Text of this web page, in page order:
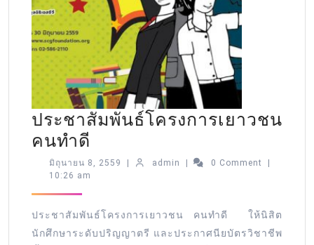
ประชาสัมพันธ์โครงการเยาวชน
คนทำดี
มิถุนายน 8, 2559 admin 0 Comment
10:26 am
ประชาสัมพันธ์โครงการเยาวชน คนทำดี ให้นิสิต
นักศึกษาระดับปริญญาตรี และประกาศนียบัตรวิชาชีพ